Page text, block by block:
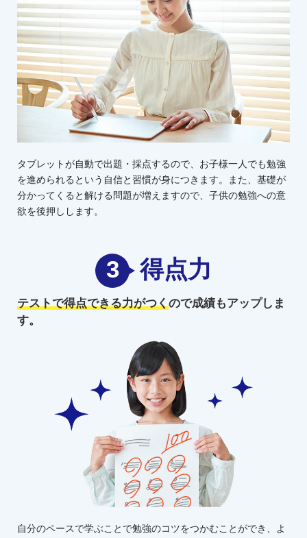
タブレットが自動で出題・採点するので、お子様一人でも勉強
を進められるという自信と習慣が身につきます。また、基礎が
分かってくると解ける問題が増えますので、子供の勉強への意
欲を後押しします。
3 得点力
テストで得点できる力がつくので成績もアップしま
す。
自分のペースで学ぶことで勉強のコツをつかむことができ、よ